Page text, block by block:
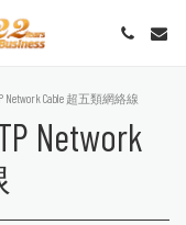
Network Cable 超五類網絡線
Network